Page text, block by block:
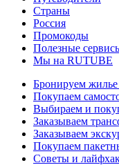
Страны
Россия
Промокоды
Полезные
Мы на RUTUBE
Бронируем жилье
Покупаем
Выбираем и
Заказываем
Заказываем
Покупаем
Советы и